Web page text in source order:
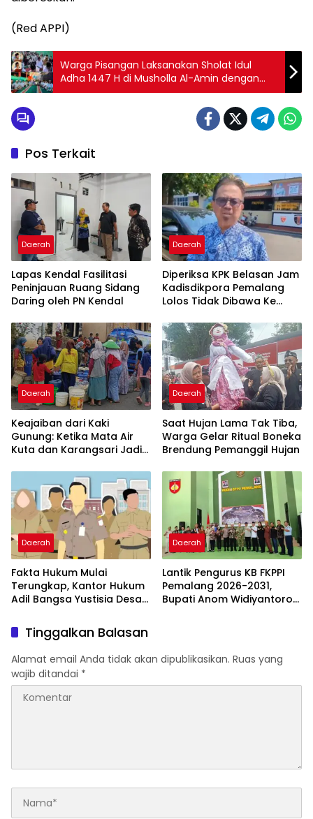
(Red APPI)
Warga Pisangan Laksanakan Sholat Idul
Adha 1447 H di Musholla Al-Amin dengan
Khidmat
Pos Terkait
Daerah
Lapas Kendal Fasilitasi
Peninjauan Ruang Sidang
Daring oleh PN Kendal
Daerah
Diperiksa KPK Belasan Jam
Kadisdikpora Pemalang
Lolos Tidak Dibawa Ke
Daerah
Keajaiban dari Kaki
Gunung: Ketika Mata Air
Kuta dan Karangsari Jadi
Pemalang
Daerah
Saat Hujan Lama Tak Tiba,
Warga Gelar Ritual Boneka
Brendung Pemanggil Hujan
Daerah
Fakta Hukum Mulai
Terungkap, Kantor Hukum
Adil Bangsa Yustisia Desak
dan Dalami Mantan
Walikota Metro
Daerah
Lantik Pengurus KB FKPPI
Pemalang 2026-2031,
Bupati Anom Widiyantoro
Tinggalkan Balasan
Alamat email Anda tidak akan dipublikasikan. Ruas yang
wajib ditandai *